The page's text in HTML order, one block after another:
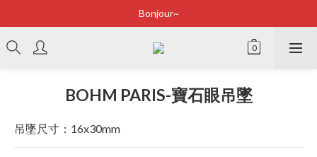
Bonjour~
Bonjour~
立即加入會員享有100元購物金
Bonjour~
BOHM PARIS-寶石眼吊墜
吊墜尺寸：16x30mm